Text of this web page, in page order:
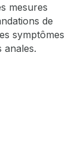
mesures
de
symptômes
anales.